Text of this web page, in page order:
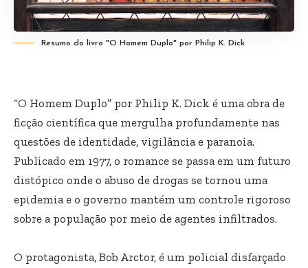
Resumo do livro "O Homem Duplo" por Philip K. Dick
“O Homem Duplo” por Philip K. Dick é uma obra de
ficção científica que mergulha profundamente nas
questões de identidade, vigilância e paranoia.
Publicado em 1977, o romance se passa em um futuro
distópico onde o abuso de drogas se tornou uma
epidemia e o governo mantém um controle rigoroso
sobre a população por meio de agentes infiltrados.
O protagonista, Bob Arctor, é um policial disfarçado